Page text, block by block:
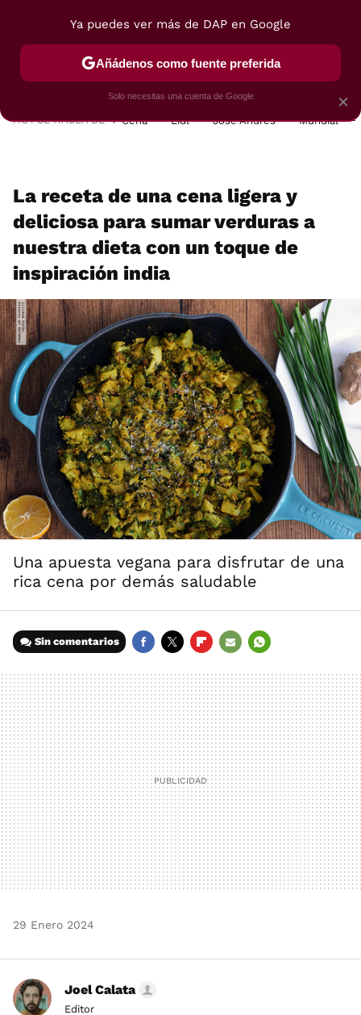
POSTRES VIAJES SELECCIÓN VEGUI
HOY SE HABLA DE Cena Lidl José Andrés Mundial
La receta de una cena ligera y
deliciosa para sumar verduras a
nuestra dieta con un toque de
inspiración india
Una apuesta vegana para disfrutar de una
rica cena por demás saludable
Sin comentarios
MAIL
29 Enero 2024
Joel Calata
Editor
×
Ya puedes ver más de DAP en Google
Añádenos como fuente preferida
Solo necesitas una cuenta de Google